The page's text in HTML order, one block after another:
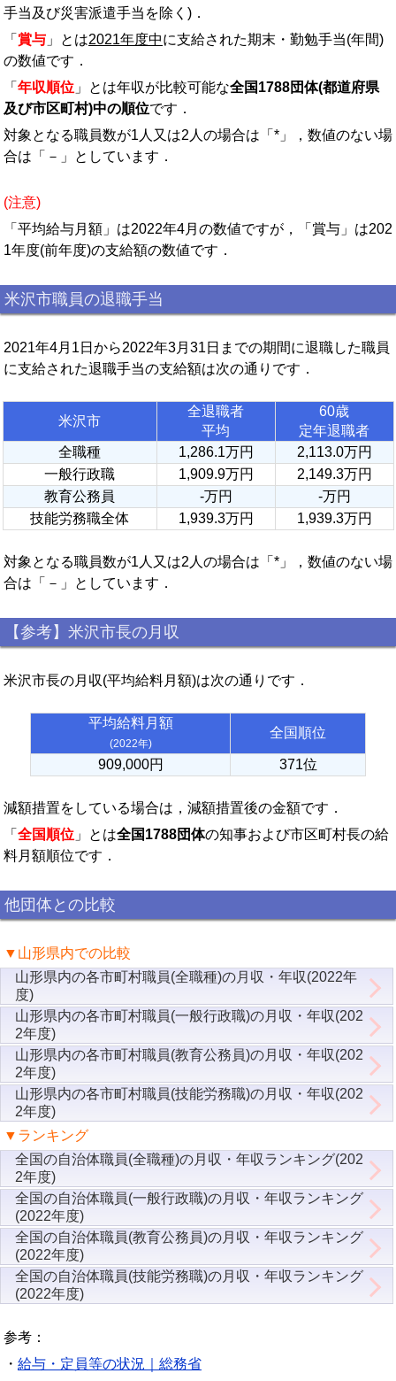
手当及び災害派遣手当を除く)．
「 賞与 」とは2021年度中に支給された期末・勤勉手当(年間)
の数値です．
「 年収順位 」とは年収が比較可能な全国1788団体(都道府県
及び市区町村)中の順位です．
対象となる職員数が1人又は2人の場合は「*」，数値のない場
合は「－」としています．
(注意)
「平均給与月額」は2022年4月の数値ですが，「賞与」は202
1年度(前年度)の支給額の数値です．
米沢市職員の退職手当
2021年4月1日から2022年3月31日までの期間に退職した職員
に支給された退職手当の支給額は次の通りです．
米沢市
全退職者
平均
60歳
定年退職者
全職種
1,286.1万円
2,113.0万円
一般行政職
1,909.9万円
2,149.3万円
教育公務員
-万円
-万円
技能労務職全体
1,939.3万円 1,939.3万円
対象となる職員数が1人又は2人の場合は「*」，数値のない場
合は「－」としています．
【参考】米沢市長の月収
米沢市長の月収(平均給料月額)は次の通りです．
平均給料月額
(2022年)
全国順位
909,000円 371位
減額措置をしている場合は，減額措置後の金額です．
「 全国順位 」とは全国1788団体の知事および市区町村長の給
料月額順位です．
他団体との比較
▼山形県内での比較
山形県内の各市町村職員(全職種)の月収・年収(2022年
度)
山形県内の各市町村職員(一般行政職)の月収・年収(202
2年度)
山形県内の各市町村職員(教育公務員)の月収・年収(202
2年度)
山形県内の各市町村職員(技能労務職)の月収・年収(202
2年度)
▼ランキング
全国の自治体職員(全職種)の月収・年収ランキング(202
2年度)
全国の自治体職員(一般行政職)の月収・年収ランキング
(2022年度)
全国の自治体職員(教育公務員)の月収・年収ランキング
(2022年度)
全国の自治体職員(技能労務職)の月収・年収ランキング
(2022年度)
参考：
・ 給与・定員等の状況｜総務省